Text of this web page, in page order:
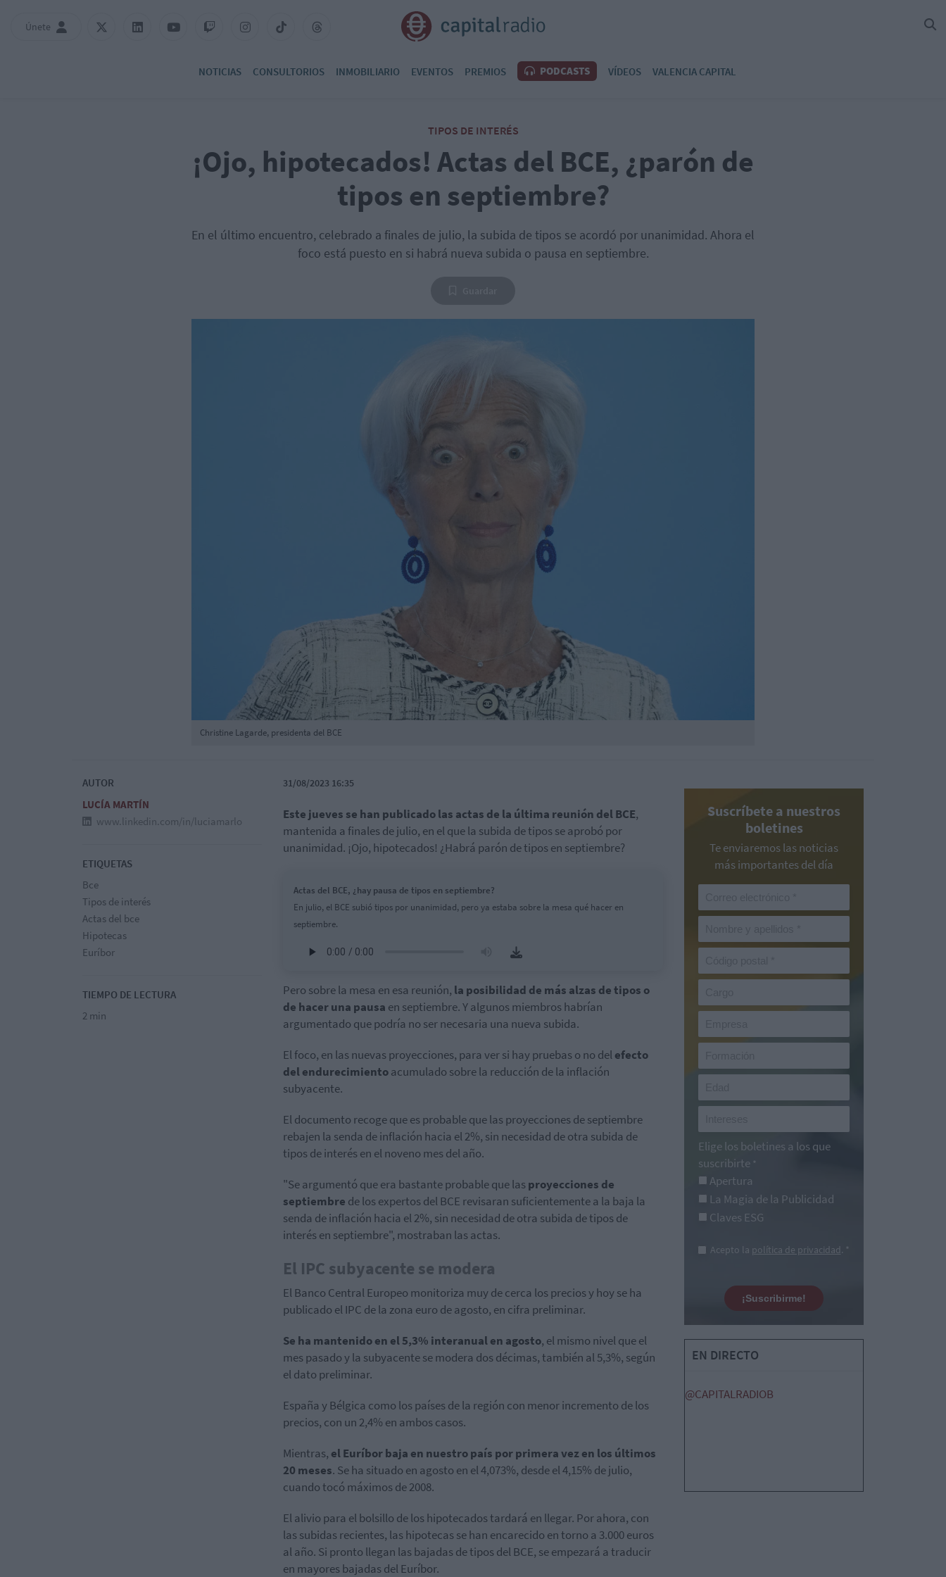
Únete
NOTICIAS CONSULTORIOS INMOBILIARIO EVENTOS PREMIOS PODCASTS VÍDEOS VALENCIA CAPITAL
TIPOS DE INTERÉS
¡Ojo, hipotecados! Actas del BCE, ¿parón de
tipos en septiembre?
En el último encuentro, celebrado a finales de julio, la subida de tipos se acordó por unanimidad. Ahora el
foco está puesto en si habrá nueva subida o pausa en septiembre.
Christine Lagarde, presidenta del BCE
AUTOR
LUCÍA MARTÍN
www.linkedin.com/in/luciamarlo
ETIQUETAS
Bce
Tipos de interés
Actas del bce
Hipotecas
Euríbor
TIEMPO DE LECTURA
2 min
31/08/2023 16:35
Este jueves se han publicado las actas de la última reunión del BCE,
mantenida a finales de julio, en el que la subida de tipos se aprobó por
unanimidad. ¡Ojo, hipotecados! ¿Habrá parón de tipos en septiembre?
Actas del BCE, ¿hay pausa de tipos en septiembre?
En julio, el BCE subió tipos por unanimidad, pero ya estaba sobre la mesa qué hacer en
septiembre.
Pero sobre la mesa en esa reunión, la posibilidad de más alzas de tipos o
de hacer una pausa en septiembre. Y algunos miembros habrían
argumentado que podría no ser necesaria una nueva subida.
El foco, en las nuevas proyecciones, para ver si hay pruebas o no delefecto
del endurecimientoacumulado sobre la reducción de la inflación
subyacente.
El documento recoge que es probable que las proyecciones de septiembre
rebajen la senda de inflación hacia el 2%, sin necesidad de otra subida de
tipos de interés en el noveno mes del año.
"Se argumentó que era bastante probable que lasproyecciones de
septiembre de los expertos del BCE revisaran suficientemente a la baja la
senda de inflación hacia el 2%, sin necesidad de otra subida de tipos de
interés en septiembre", mostraban las actas.
El IPC subyacente se modera
El Banco Central Europeo monitoriza muy de cerca los precios y hoy se ha
publicado el IPC de la zona euro de agosto, en cifra preliminar.
Se ha mantenido en el 5,3% interanual en agosto, el mismo nivel que el
mes pasado y la subyacente se modera dos décimas, también al 5,3%, según
el dato preliminar.
España y Bélgica como los países de la región con menor incremento de los
precios, con un 2,4% en ambos casos.
Mientras, el Euríbor baja en nuestro país por primera vez en los últimos
20 meses. Se ha situado en agosto en el 4,073%, desde el 4,15% de julio,
cuando tocó máximos de 2008.
El alivio para el bolsillo de los hipotecados tardará en llegar. Por ahora, con
las subidas recientes, las hipotecas se han encarecido en torno a 3.000 euros
al año. Si pronto llegan las bajadas de tipos del BCE, se empezará a traducir
en mayores bajadas del Euríbor.
Suscríbete a nuestros
boletines
Te enviaremos las noticias
más importantes del día
Elige los boletines a los que
suscribirte *
Apertura
La Magia de la Publicidad
Claves ESG
Acepto la política de privacidad. *
¡Suscribirme!
EN DIRECTO
@CAPITALRADIOB